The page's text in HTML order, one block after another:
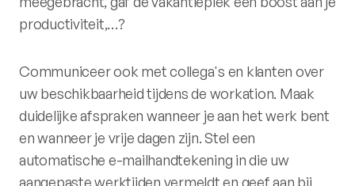
productiviteit,…?
Communiceer ook met collega's en klanten over
uw beschikbaarheid tijdens de workation. Maak
duidelijke afspraken wanneer je aan het werk bent
en wanneer je vrije dagen zijn. Stel een
automatische e-mailhandtekening in die uw
aangepaste werktijden vermeldt en geef aan bij